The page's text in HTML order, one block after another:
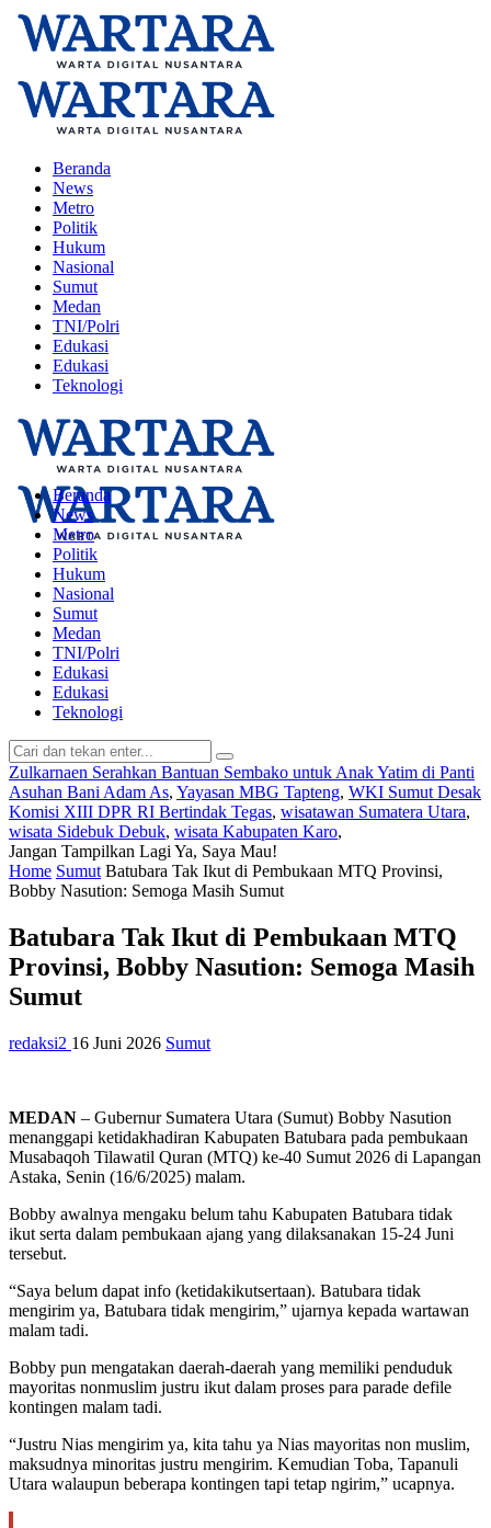
Beranda
News
Metro
Politik
Hukum
Nasional
Sumut
Medan
TNI/Polri
Edukasi
Edukasi
Teknologi
Beranda
News
Metro
Politik
Hukum
Nasional
Sumut
Medan
TNI/Polri
Edukasi
Edukasi
Teknologi
Zulkarnaen Serahkan Bantuan Sembako untuk Anak Yatim di Panti
Asuhan Bani Adam As, Yayasan MBG Tapteng, WKI Sumut Desak
Komisi XIII DPR RI Bertindak Tegas, wisatawan Sumatera Utara,
wisata Sidebuk Debuk, wisata Kabupaten Karo,
Jangan Tampilkan LagiYa, Saya Mau!
Home Sumut Batubara Tak Ikut di Pembukaan MTQ Provinsi,
Bobby Nasution: Semoga Masih Sumut
Batubara Tak Ikut di Pembukaan MTQ
Provinsi, Bobby Nasution: Semoga Masih
Sumut
redaksi2 16 Juni 2026 Sumut
MEDAN – Gubernur Sumatera Utara (Sumut) Bobby Nasution
menanggapi ketidakhadiran Kabupaten Batubara pada pembukaan
Musabaqoh Tilawatil Quran (MTQ) ke-40 Sumut 2026 di Lapangan
Astaka, Senin (16/6/2025) malam.
Bobby awalnya mengaku belum tahu Kabupaten Batubara tidak
ikut serta dalam pembukaan ajang yang dilaksanakan 15-24 Juni
tersebut.
“Saya belum dapat info (ketidakikutsertaan). Batubara tidak
mengirim ya, Batubara tidak mengirim,” ujarnya kepada wartawan
malam tadi.
Bobby pun mengatakan daerah-daerah yang memiliki penduduk
mayoritas nonmuslim justru ikut dalam proses para parade defile
kontingen malam tadi.
“Justru Nias mengirim ya, kita tahu ya Nias mayoritas non muslim,
maksudnya minoritas justru mengirim. Kemudian Toba, Tapanuli
Utara walaupun beberapa kontingen tapi tetap ngirim,” ucapnya.